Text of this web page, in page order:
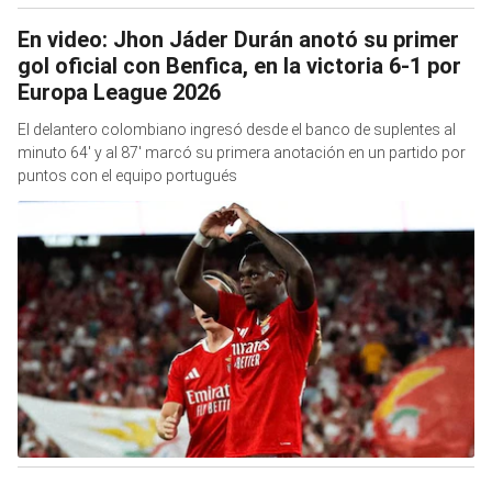
En video: Jhon Jáder Durán anotó su primer
gol oficial con Benfica, en la victoria 6-1 por
Europa League 2026
El delantero colombiano ingresó desde el banco de suplentes al
minuto 64′ y al 87′ marcó su primera anotación en un partido por
puntos con el equipo portugués